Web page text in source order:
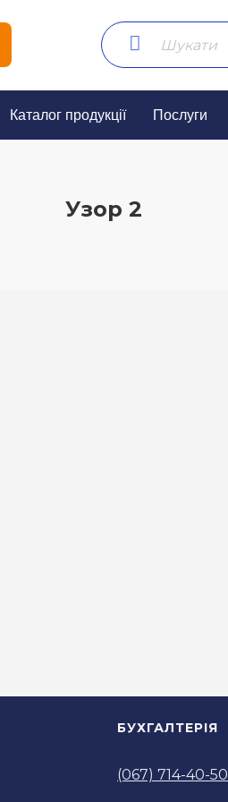
Каталог продукції Послуги
Узор 2
БУХГАЛТЕРІЯ
(067) 714-40-50